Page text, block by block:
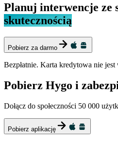
Planuj interwencje ze
skutecznością
Pobierz za darmo
Bezpłatnie. Karta kredytowa nie jest
Pobierz Hygo i
Dołącz do społeczności 50 000
Pobierz aplikację